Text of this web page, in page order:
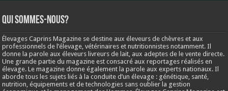
Qui sommes-nous?
Élevages Caprins Magazine se destine aux éleveurs de chèvres et aux
professionnels de l’élevage, vétérinaires et nutritionnistes notamment. Il
donne la parole aux éleveurs livreurs de lait, aux adeptes de le vente directe.
Une grande partie du magazine est consacré aux reportages réalisés en
élevage. Le magazine donne également la parole aux experts nationaux. Il
aborde tous les sujets liés à la conduite d’un élevage : génétique, santé,
nutrition, équipements et de technologies sans oublier la gestion